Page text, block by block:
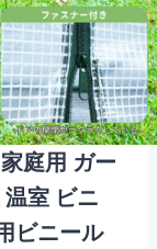
庭用 ガー
室 ビニ
ビニール